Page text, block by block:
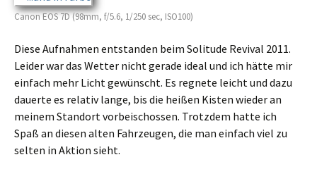
Canon EOS 7D (98mm, f/5.6, 1/250 sec, ISO100)
Diese Aufnahmen entstan­den beim Solitude Revival 2011.
Leider war das Wetter nicht gerade ideal und ich hätte mir
einfach mehr Licht gewünscht. Es regne­te leicht und dazu
dauer­te es relativ lange, bis die heißen Kisten wieder an
meinem Standort vorbei­schos­sen. Trotzdem hatte ich
Spaß an diesen alten Fahrzeugen, die man einfach viel zu
selten in Aktion sieht.